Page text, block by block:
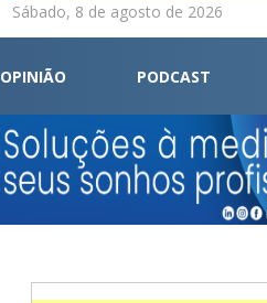
Sábado, 8 de agosto de 2026
OPINIÃO PODCAST